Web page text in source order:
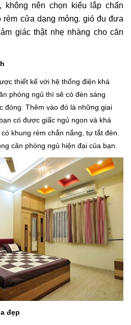
không nên chọn kiểu lắp chấn
rèm cửa dạng mỏng. gió đu đưa
giác thật nhẹ nhàng cho căn
thiết kế với hệ thống điện khá
phòng ngủ thì sẽ có đèn sáng
đóng. Thêm vào đó là những giai
có được giấc ngủ ngon và khá
khung rèm chắn nắng, tự tắt đèn.
căn phòng ngủ hiện đại của bạn.
đẹp